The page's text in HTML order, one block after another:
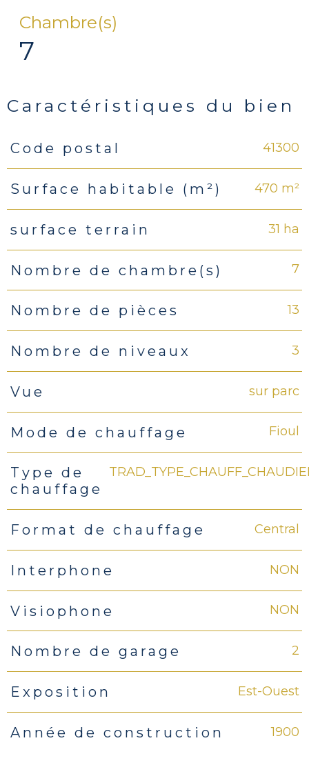
Chambre(s)
7
Caractéristiques du bien
Caractéristiques
Code postal 41300
Surface habitable (m²) 470 m²
surface terrain 31 ha
Nombre de chambre(s) 7
Nombre de pièces 13
Nombre de niveaux 3
Vue sur parc
Mode de chauffage Fioul
Type de
chauffage
Format de chauffage Central
Interphone NON
Visiophone NON
Nombre de garage 2
Exposition Est-Ouest
Année de construction 1900